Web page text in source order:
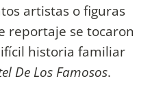
artistas o figuras
reportaje se tocaron
historia familiar
De Los Famosos.